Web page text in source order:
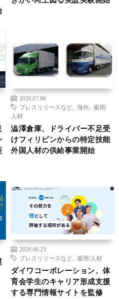
2026.07.06
プレスリリースなど
海外
雇用/
人材
澁澤倉庫、ドライバー不足受
けフィリピンからの特定技能
外国人材の供給事業開始
2026.06.23
プレスリリースなど
雇用/人材
ダイワコーポレーション、体
育会学生のキャリア形成支援
する専門情報サイトを監修